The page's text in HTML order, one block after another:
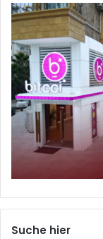
Suche hier